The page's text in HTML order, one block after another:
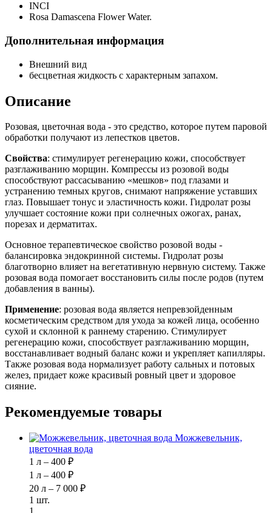
INCI
Rosa Damascena Flower Water.
Дополнительная информация
Внешний вид
бесцветная жидкость с характерным запахом.
Описание
Розовая, цветочная вода - это средство, которое путем паровой
обработки получают из лепестков цветов.
Свойства: стимулирует регенерацию кожи, способствует
разглаживанию морщин. Компрессы из розовой воды
способствуют рассасыванию «мешков» под глазами и
устранению темных кругов, снимают напряжение уставших
глаз. Повышает тонус и эластичность кожи. Гидролат розы
улучшает состояние кожи при солнечных ожогах, ранах,
порезах и дерматитах.
Основное терапевтическое свойство розовой воды -
балансировка эндокринной системы. Гидролат розы
благотворно влияет на вегетативную нервную систему. Также
розовая вода помогает восстановить силы после родов (путем
добавления в ванны).
Применение: розовая вода является непревзойденным
косметическим средством для ухода за кожей лица, особенно
сухой и склонной к раннему старению. Стимулирует
регенерацию кожи, способствует разглаживанию морщин,
восстанавливает водный баланс кожи и укрепляет капилляры.
Также розовая вода нормализует работу сальных и потовых
желез, придает коже красивый ровный цвет и здоровое
сияние.
Рекомендуемые товары
Можжевельник,
цветочная вода
1 л – 400 ₽
1 л – 400 ₽
20 л – 7 000 ₽
1 шт.